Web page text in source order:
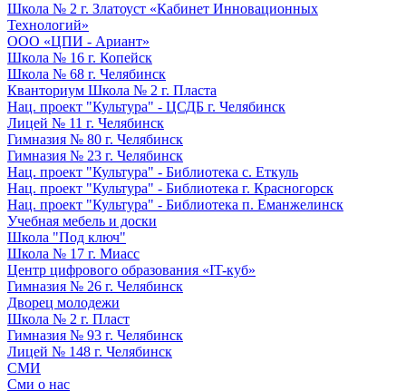
Школа № 2 г. Златоуст «Кабинет Инновационных
Технологий»
ООО «ЦПИ - Ариант»
Школа № 16 г. Копейск
Школа № 68 г. Челябинск
Кванториум Школа № 2 г. Пласта
Нац. проект "Культура" - ЦСДБ г. Челябинск
Лицей № 11 г. Челябинск
Гимназия № 80 г. Челябинск
Гимназия № 23 г. Челябинск
Нац. проект "Культура" - Библиотека с. Еткуль
Нац. проект "Культура" - Библиотека г. Красногорск
Нац. проект "Культура" - Библиотека п. Еманжелинск
Учебная мебель и доски
Школа "Под ключ"
Школа № 17 г. Миасс
Центр цифрового образования «IT-куб»
Гимназия № 26 г. Челябинск
Дворец молодежи
Школа № 2 г. Пласт
Гимназия № 93 г. Челябинск
Лицей № 148 г. Челябинск
СМИ
Сми о нас